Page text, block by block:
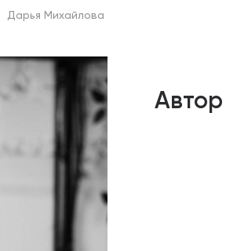
Дарья Михайлова